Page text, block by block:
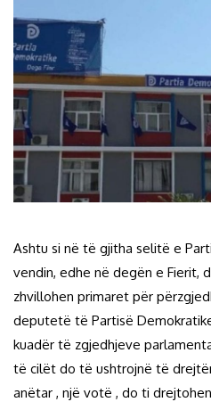
Ashtu si në të gjitha selitë e
vendin, edhe në degën e Fierit,
zhvillohen primaret për
deputetë të Partisë
kuadër të zgjedhjeve
të cilët do të ushtrojnë të
anëtar , një votë , do ti